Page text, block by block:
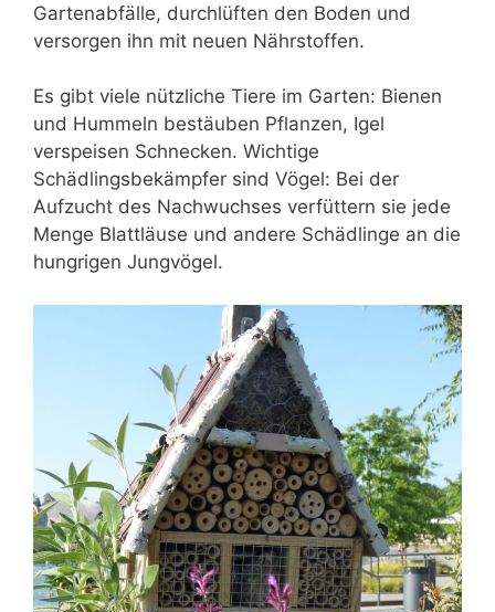
Gartenabfälle, durchlüften den Boden und
versorgen ihn mit neuen Nährstoffen.
Es gibt viele nützliche Tiere im Garten: Bienen
und Hummeln bestäuben Pflanzen, Igel
verspeisen Schnecken. Wichtige
Schädlingsbekämpfer sind Vögel: Bei der
Aufzucht des Nachwuchses verfüttern sie jede
Menge Blattläuse und andere Schädlinge an die
hungrigen Jungvögel.